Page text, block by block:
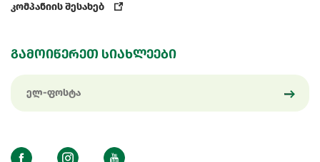
კომპანიის შესახებ
გამოიწერეთ სიახლეები